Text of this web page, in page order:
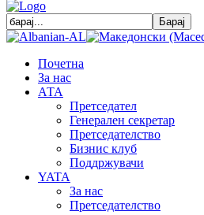
Почетна
За нас
АТА
Претседател
Генерален секретар
Претседателство
Бизнис клуб
Поддржувачи
YATA
За нас
Претседателство